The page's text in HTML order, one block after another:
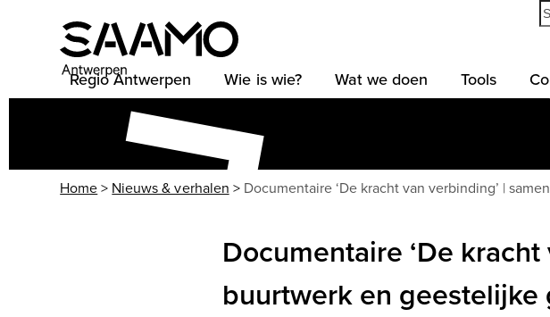
Regio Antwerpen Wie is wie? Wat we doen Tools
Home> Nieuws & verhalen > Documentaire ‘De kracht van verbinding’ |
Documentaire ‘De
buurtwerk en geestelijke